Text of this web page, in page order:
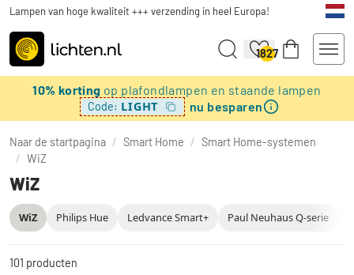
Lampen van hoge kwaliteit +++ verzending in heel Europa!
1827
10% korting op plafondlampen en staande lampen
Code: LIGHT nu besparen
Naar de startpagina / Smart Home / Smart Home-systemen
/ WiZ
WiZ
Philips Hue Ledvance Smart+ Paul Neuhaus Q-serie
WiZ
101 producten